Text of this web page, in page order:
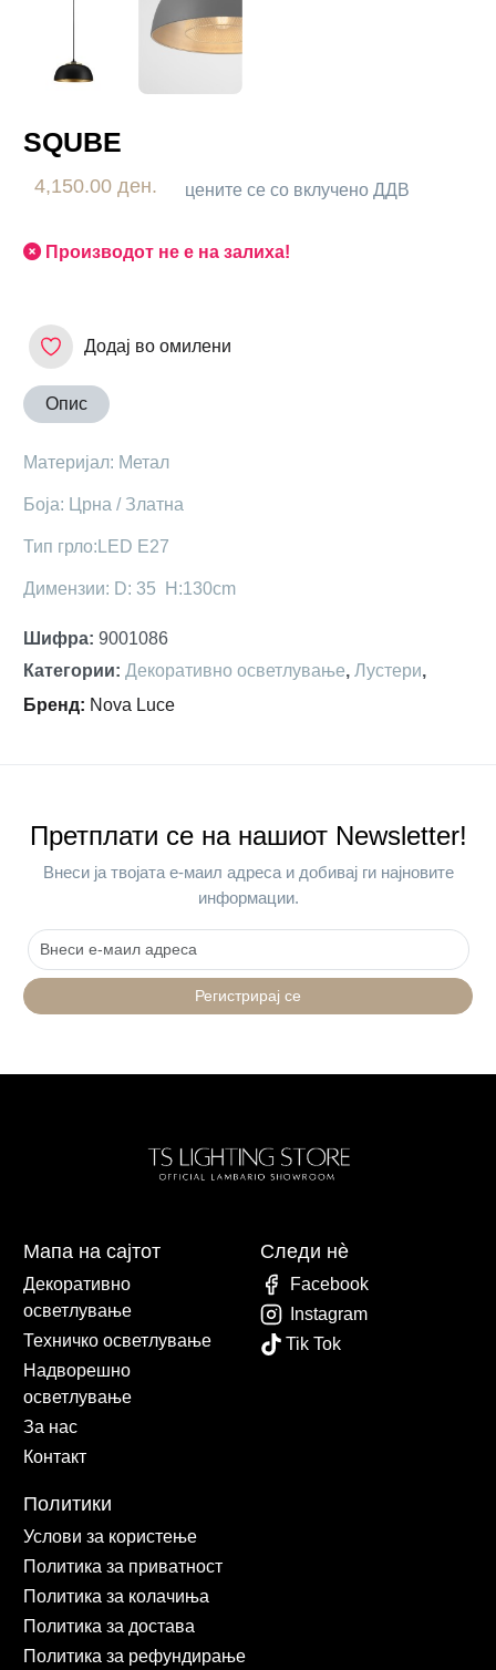
SQUBE
4,150.00 ден. цените се со вклучено ДДВ
Производот не е на залиха!
Додај во омилени
Опис
Maтеријал: Метал
Боја: Црнa / Златна
Тип грло:LED E27
Димензии: D: 35 H:130cm
Шифра: 9001086
Категории: Декоративно осветлување, Лустери,
Бренд: Nova Luce
Претплати се на нашиот Newsletter!
Внеси ја твојата е-маил адреса и добивај ги најновите
информации.
Регистрирај се
Мапа на сајтот
Декоративно
осветлување
Техничко осветлување
Надворешно
осветлување
За нас
Контакт
Политики
Услови за користење
Политика за приватност
Политика за колачиња
Политика за достава
Политика за рефундирање
Следи нè
Facebook
Instagram
Tik Tok